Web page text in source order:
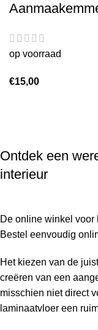
op voorraad
€15,00
Ontdek een
interieur
De online winkel
Bestel eenvoudig
Het kiezen van de
creëren van een
misschien niet direct
laminaatvloer een